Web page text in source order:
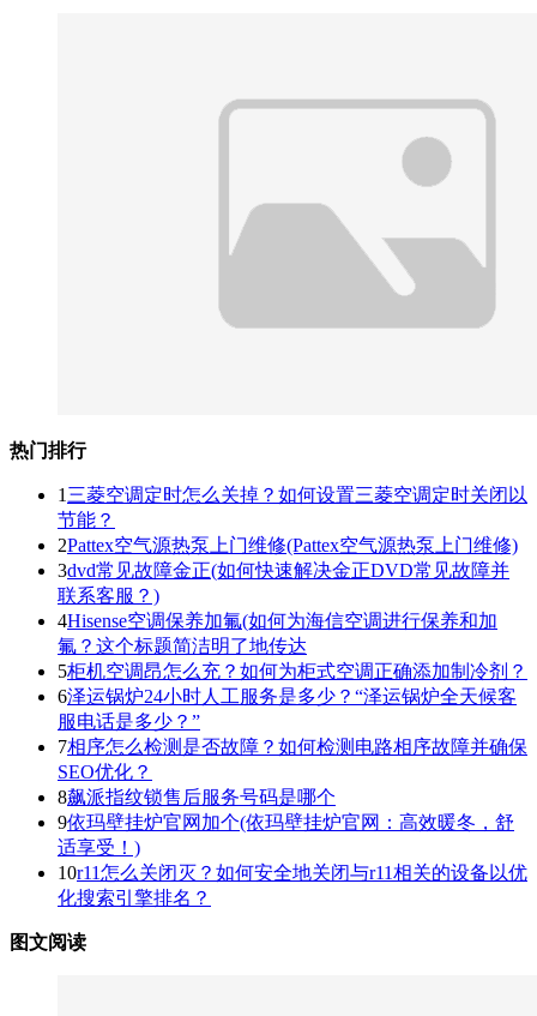
热门排行
1 三菱空调定时怎么关掉？如何设置三菱空调定时关闭以
节能？
2Pattex空气源热泵上门维修(Pattex空气源热泵上门维修)
3dvd常见故障金正(如何快速解决金正DVD常见故障并
联系客服？)
4Hisense空调保养加氟(如何为海信空调进行保养和加
氟？这个标题简洁明了地传达
5柜机空调昂怎么充？如何为柜式空调正确添加制冷剂？
6泽运锅炉24小时人工服务是多少？“泽运锅炉全天候客
服电话是多少？”
7相序怎么检测是否故障？如何检测电路相序故障并确保
SEO优化？
8飙派指纹锁售后服务号码是哪个
9依玛壁挂炉官网加个(依玛壁挂炉官网：高效暖冬，舒
适享受！)
10r11怎么关闭灭？如何安全地关闭与r11相关的设备以优
化搜索引擎排名？
图文阅读